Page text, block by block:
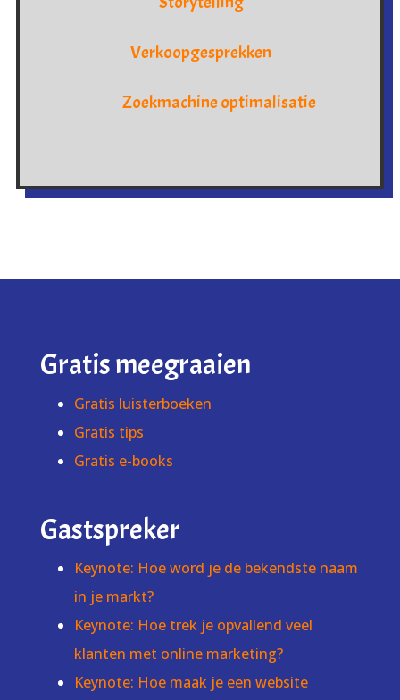
Verkoopgesprekken
Zoekmachine optimalisatie
Gratis meegraaien
Gratis luisterboeken
Gratis tips
Gratis e-books
Gastspreker
Keynote: Hoe word je de bekendste naam
in je markt?
Keynote: Hoe trek je opvallend veel
klanten met online marketing?
Keynote: Hoe maak je een website